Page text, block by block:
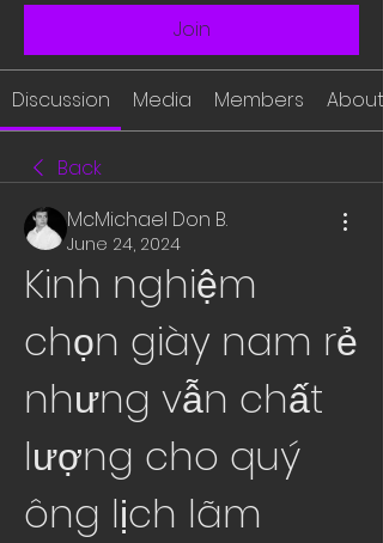
Join
Discussion Media Members About
Back
McMichael Don B.
June 24, 2024
Kinh nghiệm
chọn giày nam rẻ
nhưng vẫn chất
lượng cho quý
ông lịch lãm